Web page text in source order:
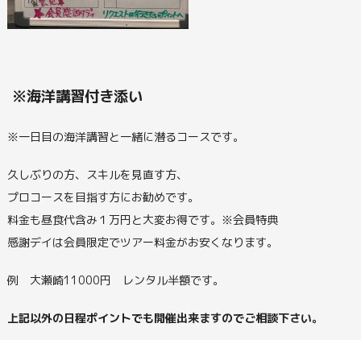
※海洋講習付き添い
※一日目の海洋講習と一緒に潜るコースです。
久しぶりの方、スキルを見直す方、
プロコースを目指す方にお勧めです。
料金も昼食代含み１万円と大変お得です。※会員特典
感謝デイは会員限定でツアー料金がお安くなります。
例 大瀬崎11000円 レンタル半額です。
上記以外の日程ポイントでも開催出来ますのでご相談下さい。